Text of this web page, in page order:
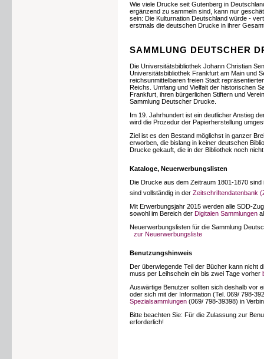
Wie viele Drucke seit Gutenberg in
ergänzend zu sammeln sind, kann nur
sein: Die Kulturnation Deutschland würde -
erstmals die deutschen Drucke in ihrer
SAMMLUNG DEUTSCHER
Die Universitätsbibliothek Johann Christian
Universitätsbibliothek Frankfurt am Main und
reichsunmittelbaren freien Stadt
Reichs. Umfang und Vielfalt der historischen
Frankfurt, ihren bürgerlichen Stiftern und
Sammlung Deutscher Drucke.
Im 19. Jahrhundert ist ein deutlicher Anstieg
wird die Prozedur der Papierherstellung
Ziel ist es den Bestand möglichst in ganzer
erworben, die bislang in keiner deutschen
Drucke gekauft, die in der Bibliothek noch
Kataloge, Neuerwerbungslisten
Die Drucke aus dem Zeitraum 1801-1870
sind vollständig in der Zeitschriftendatenbank
Mit Erwerbungsjahr 2015 werden alle SDD-
sowohl im Bereich der Digitalen Sammlungen
Neuerwerbungslisten für die Sammlung
zur Neuerwerbungsliste
Benutzungshinweis
Der überwiegende Teil der Bücher kann nicht
muss per Leihschein ein bis zwei Tage vorher
Auswärtige Benutzer sollten sich deshalb vor
oder sich mit der Information (Tel. 069/ 798-
Spezialsammlungen (069/ 798-39398) in
Bitte beachten Sie: Für die Zulassung zur
erforderlich!